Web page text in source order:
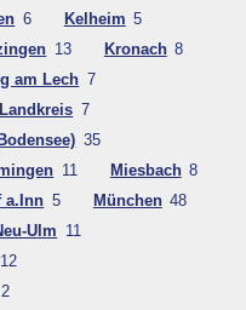
6 Kelheim 5
13 Kronach 8
am Lech 7
7
35
11 Miesbach 8
a.Inn 5 München 48
Ulm
11
12
2